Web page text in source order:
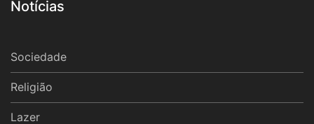
Notícias
Sociedade
Religião
Lazer